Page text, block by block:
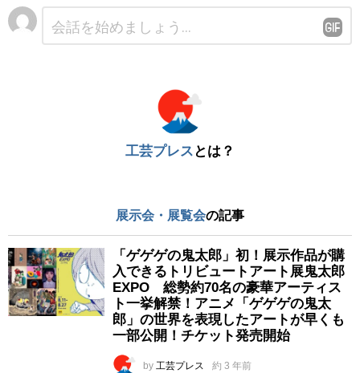
工芸プレス とは？
展示会・展覧会の記事
「ゲゲゲの鬼太郎」初！展示作品が購
入できるトリビュートアート展鬼太郎
EXPO 総勢約70名の豪華アーティス
ト一挙解禁！アニメ「ゲゲゲの鬼太
郎」の世界を表現したアートが早くも
一部公開！チケット発売開始
by 工芸プレス 約 3 年前